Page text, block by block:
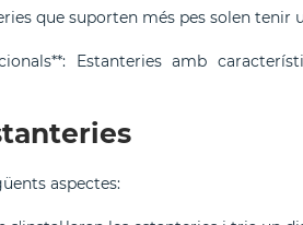
que suporten més pes solen tenir
Estanteries amb
aspectes: